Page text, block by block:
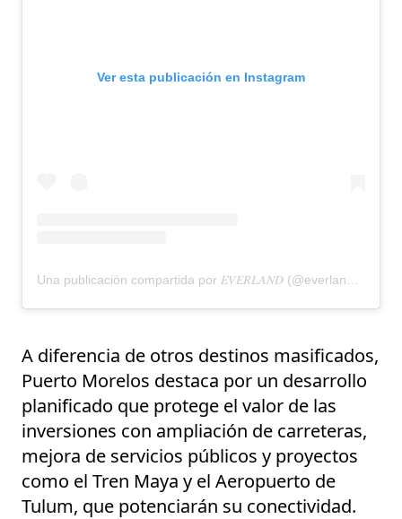
Ver esta publicación en Instagram
A diferencia de otros destinos masificados,
Puerto Morelos destaca por un desarrollo
planificado que protege el valor de las
inversiones con ampliación de carreteras,
mejora de servicios públicos y proyectos
como el Tren Maya y el Aeropuerto de
Tulum, que potenciarán su conectividad.